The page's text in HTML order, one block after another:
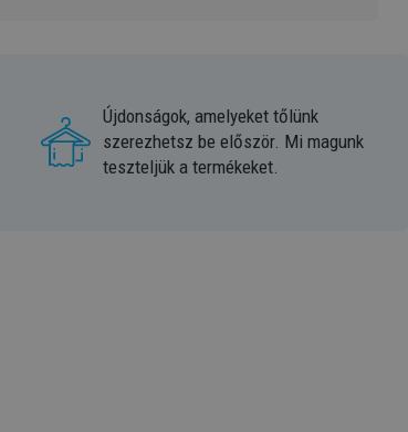
Újdonságok, amelyeket tőlünk
szerezhetsz be először. Mi magunk
teszteljük a termékeket.